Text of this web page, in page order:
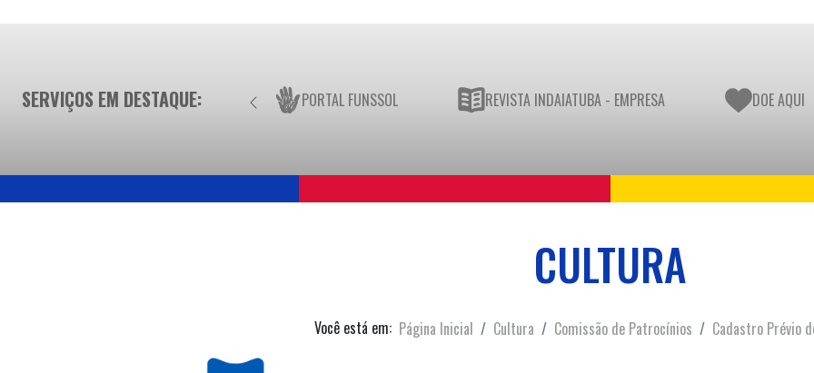
SERVIÇOS EM DESTAQUE: PORTAL FUNSSOL REVISTA INDAIATUBA - EMPRESA DOE AQUI
CULTURA
Você está em: Página Inicial Cultura Comissão de Patrocínios Cadastro Prévio